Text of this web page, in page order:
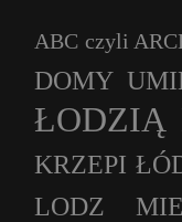
ABC czyli
DOMY
ŁODZIĄ
KRZEPI
LODZ